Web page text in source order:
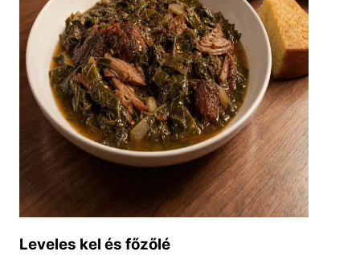
Leveles kel és főzőlé